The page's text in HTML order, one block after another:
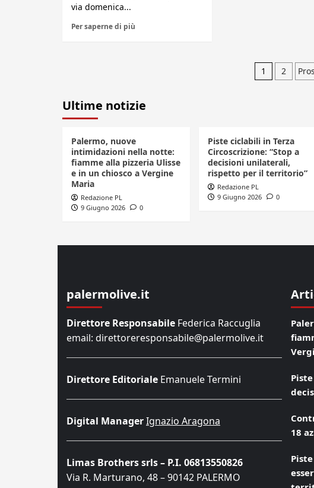
via domenica...
Per saperne di più
1 2
Ultime notizie
Palermo, nuove
intimidazioni nella notte:
fiamme alla pizzeria Ulisse
e in un chiosco a Vergine
Maria
Redazione PL
9 Giugno 2026
0
Piste ciclabili in Terza
Circoscrizione: “Stop a
decisioni unilaterali,
rispetto per il territorio”
Redazione PL
9 Giugno 2026
0
palermolive.it
Direttore Responsabile Federica Raccuglia
email: direttoreresponsabile@palermolive.it
Direttore Editoriale Emanuele Termini
Digital ManagerIgnazio Aragona
Limas Brothers srls – P.I. 06813550826
Via R. Marturano, 48 – 90142 PALERMO
18